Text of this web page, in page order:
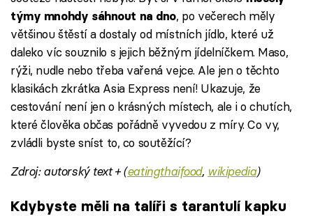
týmy mnohdy sáhnout na dno, po večerech měly
většinou štěstí a dostaly od místních jídlo, které už
daleko víc souznilo s jejich běžným jídelníčkem. Maso,
rýži, nudle nebo třeba vařená vejce. Ale jen o těchto
klasikách zkrátka Asia Express není! Ukazuje, že
cestování není jen o krásných místech, ale i o chutích,
které člověka občas pořádně vyvedou z míry. Co vy,
zvládli byste sníst to, co soutěžící?
Zdroj: autorský text + (eatingthaifood, wikipedia)
Kdybyste měli na talíři s tarantulí kapku